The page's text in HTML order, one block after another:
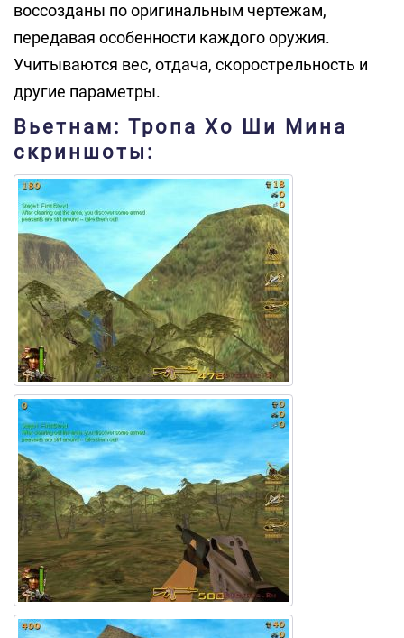
воссозданы по оригинальным чертежам,
передавая особенности каждого оружия.
Учитываются вес, отдача, скорострельность и
другие параметры.
Вьетнам: Тропа Хо Ши Мина
скриншоты: